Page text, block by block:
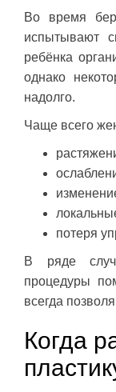
Во время
испытывают
ребёнка
однако
надолго.
Чаще всего
потеря
В ряде
процедуры
всегда
Когда